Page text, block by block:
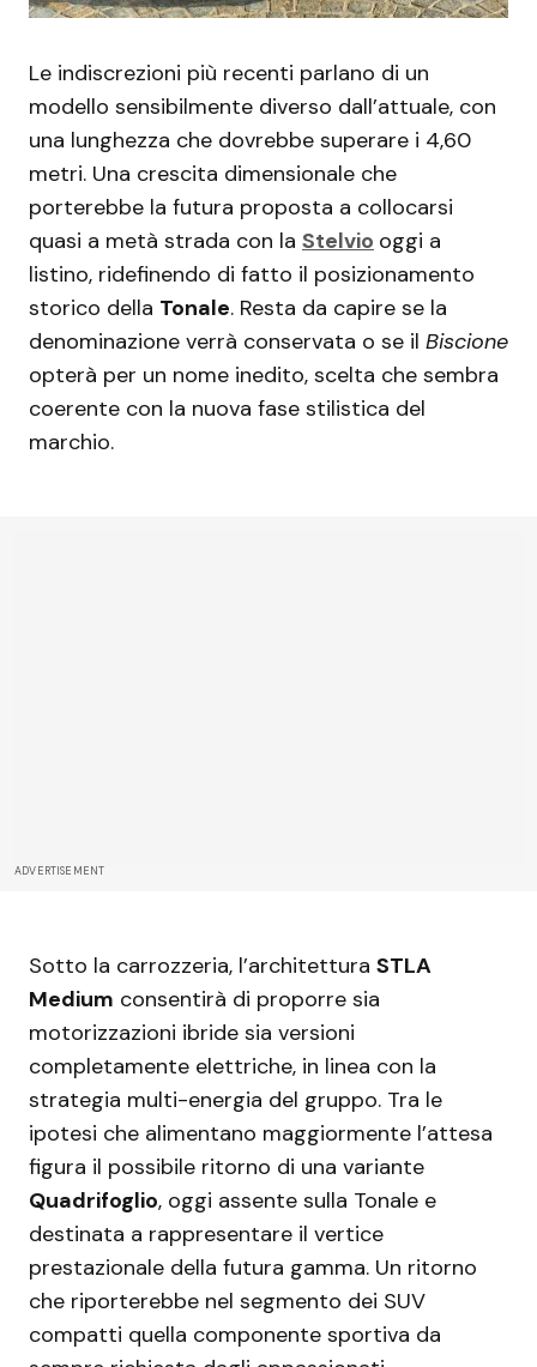
Le indiscrezioni più recenti parlano di un
modello sensibilmente diverso dall’attuale, con
una lunghezza che dovrebbe superare i 4,60
metri. Una crescita dimensionale che
porterebbe la futura proposta a collocarsi
quasi a metà strada con la Stelvio oggi a
listino, ridefinendo di fatto il posizionamento
storico della Tonale. Resta da capire se la
denominazione verrà conservata o se il Biscione
opterà per un nome inedito, scelta che sembra
coerente con la nuova fase stilistica del
marchio.
ADVERTISEMENT
Sotto la carrozzeria, l’architettura STLA
Medium consentirà di proporre sia
motorizzazioni ibride sia versioni
completamente elettriche, in linea con la
strategia multi-energia del gruppo. Tra le
ipotesi che alimentano maggiormente l’attesa
figura il possibile ritorno di una variante
Quadrifoglio, oggi assente sulla Tonale e
destinata a rappresentare il vertice
prestazionale della futura gamma. Un ritorno
che riporterebbe nel segmento dei SUV
compatti quella componente sportiva da